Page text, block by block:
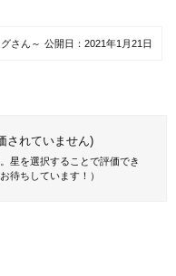
さん～ 公開日： 2021年1月21日
されていません)
星を選択することで評価でき
待ちしています！）